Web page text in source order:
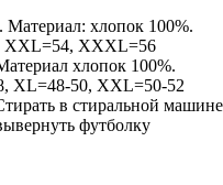
Материал: хлопок 100%.
XXL=54, XXXL=56
хлопок 100%.
XL=48-50, XXL=50-52
в стиральной машине
футболку